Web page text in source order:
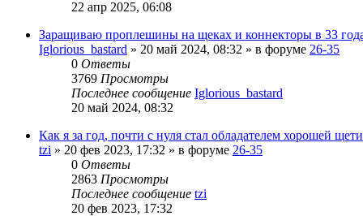
22 апр 2025, 06:08
Заращиваю проплешины на щеках и коннекторы в 33
Iglorious_bastard » 20 май 2024, 08:32 » в форуме 26-35
0 Ответы
3769 Просмотры
Последнее сообщение Iglorious_bastard
20 май 2024, 08:32
Как я за год, почти с нуля стал обладателем хорошей
tzi » 20 фев 2023, 17:32 » в форуме 26-35
0 Ответы
2863 Просмотры
Последнее сообщение tzi
20 фев 2023, 17:32